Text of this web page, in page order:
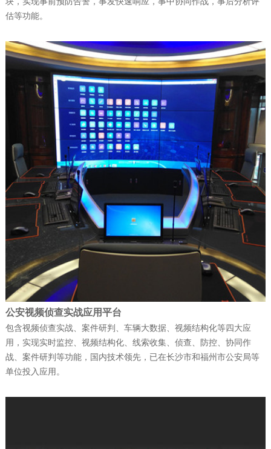
环境综合系统工程项目顺…
公司新闻| 2026-05-21
军队资产管理变革：从“静态账本”到“动态
公司新闻| 2026-02-07
捷报！富晋天维连续中标两个军队核心信
息化项目
公司新闻 | 2026-01-13
武警综合指挥信息化平台成功试运行
公司新闻
科技赋能强军 ——深圳富晋天维信息通讯
技术有限公司承建解放…
估等功能。
公安视频侦查实战应用平台
包含视频侦查实战、案件研判、车辆大数据、视频结构化等四大应
用，实现实时监控、视频结构化、线索收集、侦查、防控、协同作
战、案件研判等功能，国内技术领先，已在长沙市和福州市公安局等
单位投入应用。